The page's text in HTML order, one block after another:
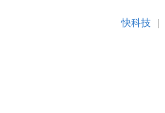
快科技